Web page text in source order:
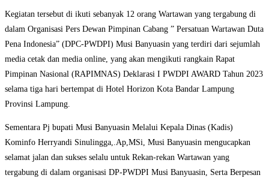
Kegiatan tersebut di ikuti sebanyak 12 orang Wartawan yang tergabung di
dalam Organisasi Pers Dewan Pimpinan Cabang ” Persatuan Wartawan Duta
Pena Indonesia” (DPC-PWDPI) Musi Banyuasin yang terdiri dari sejumlah
media cetak dan media online, yang akan mengikuti rangkain Rapat
Pimpinan Nasional (RAPIMNAS) Deklarasi I PWDPI AWARD Tahun 2023
selama tiga hari bertempat di Hotel Horizon Kota Bandar Lampung
Provinsi Lampung.
Sementara Pj bupati Musi Banyuasin Melalui Kepala Dinas (Kadis)
Kominfo Herryandi Sinulingga,.Ap,MSi, Musi Banyuasin mengucapkan
selamat jalan dan sukses selalu untuk Rekan-rekan Wartawan yang
tergabung di dalam organisasi DP-PWDPI Musi Banyuasin, Serta Berpesan